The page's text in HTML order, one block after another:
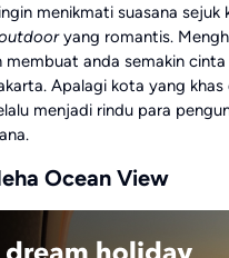
menikmati suasana sejuk
yang romantis.
membuat anda semakin
Apalagi kota yang
menjadi rindu para
Ocean View